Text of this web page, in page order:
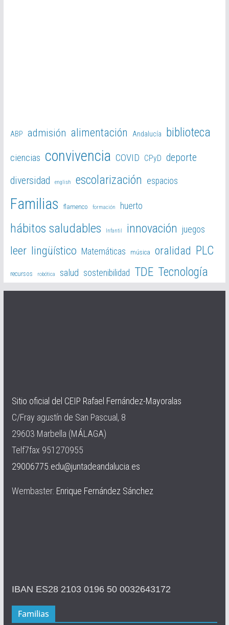
ABP admisión alimentación Andalucía biblioteca
ciencias convivencia COVID CPyD deporte
diversidad english escolarización espacios
Familias flamenco formación huerto
hábitos saludables Infantil innovación juegos
leer lingüístico Matemáticas música oralidad PLC
recursos robótica salud sostenibilidad TDE Tecnología
Sitio oficial del CEIP Rafael Fernández-Mayoralas
C/Fray agustín de San Pascual, 8
29603 Marbella (MÁLAGA)
Telf7fax 951270955
29006775.edu@juntadeandalucia.es
Wembaster: Enrique Fernández Sánchez
IBAN ES28 2103 0196 50 0032643172
Familias